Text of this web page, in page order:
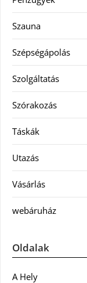
Szauna
Szépségápolás
Szolgáltatás
Szórakozás
Táskák
Utazás
Vásárlás
webáruház
Oldalak
A Hely